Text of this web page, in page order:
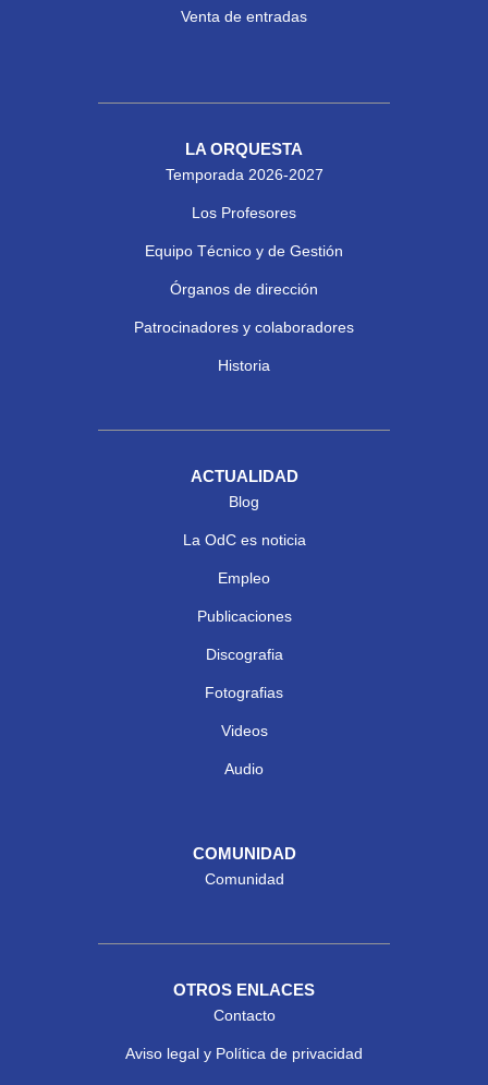
Venta de entradas
LA ORQUESTA
Temporada 2026-2027
Los Profesores
Equipo Técnico y de Gestión
Órganos de dirección
Patrocinadores y colaboradores
Historia
ACTUALIDAD
Blog
La OdC es noticia
Empleo
Publicaciones
Discografia
Fotografias
Videos
Audio
COMUNIDAD
Comunidad
OTROS ENLACES
Contacto
Aviso legal y Política de privacidad